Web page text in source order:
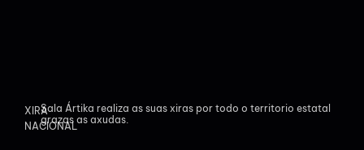
XIRA
NACIONAL
Sala Ártika realiza as suas xiras por todo o territorio estatal
grazas as axudas.